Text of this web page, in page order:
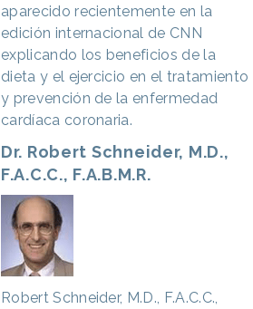
aparecido recientemente en la
edición internacional de CNN
explicando los beneficios de la
dieta y el ejercicio en el tratamiento
y prevención de la enfermedad
cardíaca coronaria.
Dr. Robert Schneider, M.D.,
F.A.C.C., F.A.B.M.R.
Robert Schneider, M.D., F.A.C.C.,